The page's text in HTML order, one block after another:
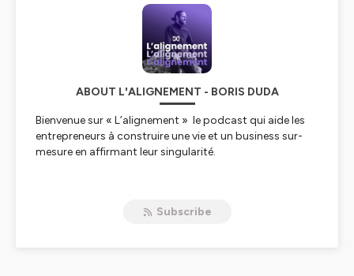
ABOUT L'ALIGNEMENT - BORIS DUDA
Bienvenue sur « L’alignement » le podcast qui aide les
entrepreneurs à construire une vie et un business sur-
mesure en affirmant leur singularité.
et les indépendants ambitieux à se créer une vie riche,
Subscribe